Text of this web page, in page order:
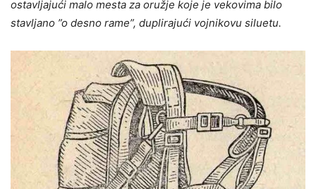
ostavljajući malo mesta za oružje koje je vekovima bilo
stavljano ”o desno rame”, duplirajući vojnikovu siluetu.